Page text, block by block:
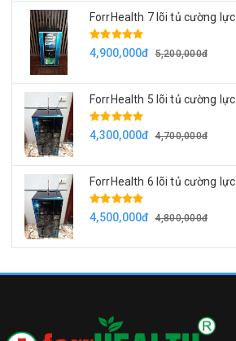
ForrHealth 7 lõi tủ cường lực
4,900,000đ 5,200,000đ
ForrHealth 5 lõi tủ cường lực
4,300,000đ 4,700,000đ
ForrHealth 6 lõi tủ cường lực
4,500,000đ 4,800,000đ